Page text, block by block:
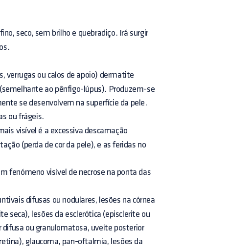
seco, sem brilho e quebradiço. Irá surgir
verrugas ou calos de apoio) dermatite
ao pênfigo-lúpus). Produzem-se
se desenvolvem na superfície da pele.
ou frágeis.
visível é a excessiva descamação
(perda de cor da pele), e as feridas no
fenómeno visível de necrose na ponta das
difusas ou nodulares, lesões na córnea
seca), lesões da esclerótica (episclerite ou
ou granulomatosa, uveíte posterior
glaucoma, pan-oftalmia, lesões da